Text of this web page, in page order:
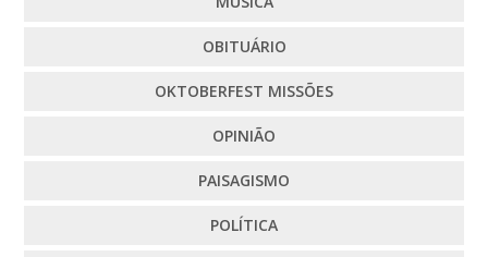
OBITUÁRIO
OKTOBERFEST MISSÕES
OPINIÃO
PAISAGISMO
POLÍTICA